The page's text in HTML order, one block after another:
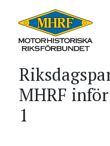
innehåll
MHRF
1